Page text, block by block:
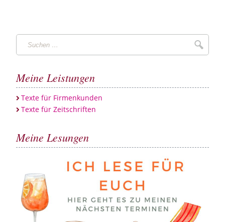
Suchen
…
Meine Leistungen
Texte für Firmenkunden
Texte für Zeitschriften
Meine Lesungen